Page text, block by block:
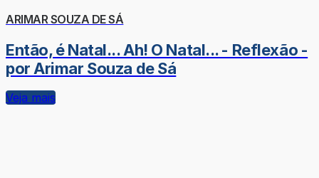
ARIMAR SOUZA DE SÁ
Então, é Natal... Ah! O Natal... - Reflexão -
por Arimar Souza de Sá
Veja mais